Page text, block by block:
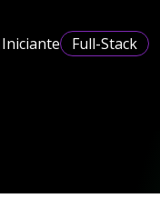
Iniciante Full-Stack